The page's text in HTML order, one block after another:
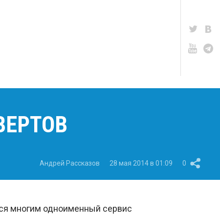
Андрей Рассказов 28 мая 2014 в 01:09 0
многим одноименный сервис